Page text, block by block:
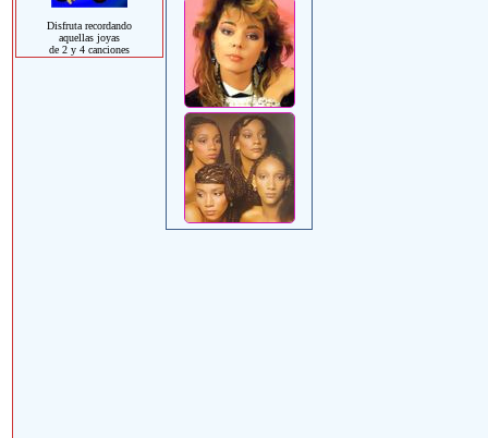
Disfruta recordando
aquellas joyas
de 2 y 4 canciones